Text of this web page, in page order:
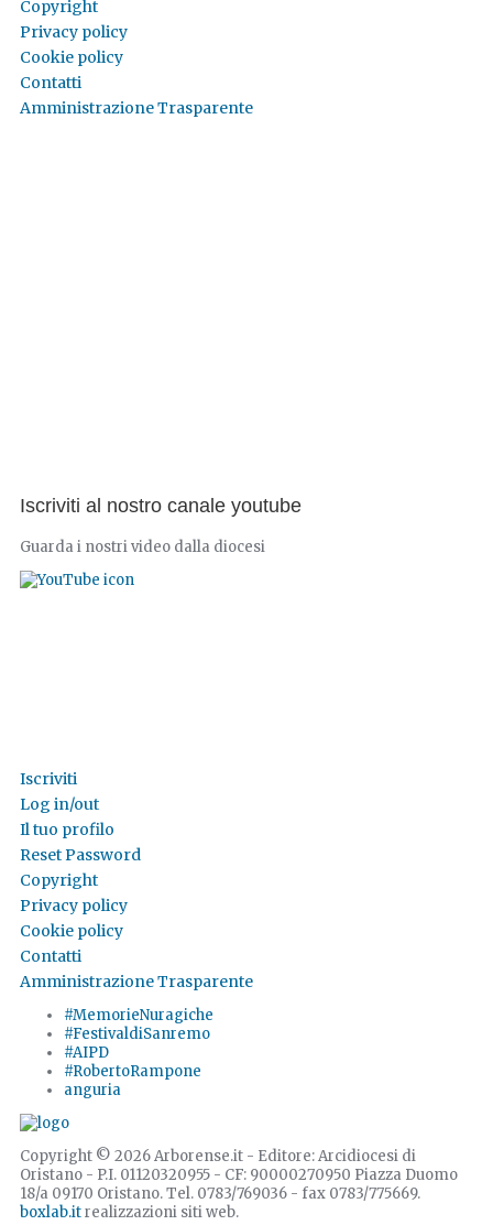
Copyright
Privacy policy
Cookie policy
Contatti
Amministrazione Trasparente
Iscriviti al nostro canale youtube
Guarda i nostri video dalla diocesi
Iscriviti
Log in/out
Il tuo profilo
Reset Password
Copyright
Privacy policy
Cookie policy
Contatti
Amministrazione Trasparente
#MemorieNuragiche
#FestivaldiSanremo
#AIPD
#RobertoRampone
anguria
Copyright © 2026 Arborense.it - Editore: Arcidiocesi di
Oristano - P.I. 01120320955 - CF: 90000270950 Piazza Duomo
18/a 09170 Oristano. Tel. 0783/769036 - fax 0783/775669.
boxlab.itrealizzazioni siti web.